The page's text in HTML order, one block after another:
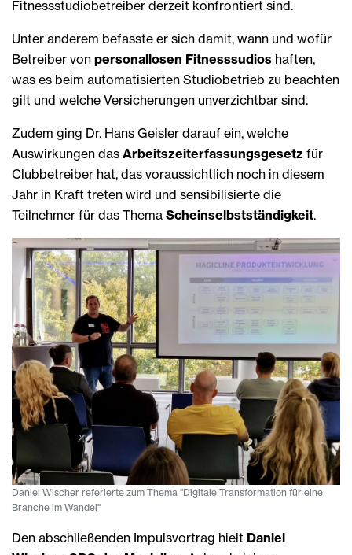
Fitnessstudiobetreiber derzeit konfrontiert sind.
Unter anderem befasste er sich damit, wann und wofür
Betreiber von personallosen Fitnesssudios haften,
was es beim automatisierten Studiobetrieb zu beachten
gilt und welche Versicherungen unverzichtbar sind.
Zudem ging Dr. Hans Geisler darauf ein, welche
Auswirkungen das Arbeitszeiterfassungsgesetz für
Clubbetreiber hat, das voraussichtlich noch in diesem
Jahr in Kraft treten wird und sensibilisierte die
Teilnehmer für das Thema Scheinselbstständigkeit.
Daniel Wischer referierte zum Thema "Digitale Transformation für eine
Branche im Wandel"
Den abschließenden Impulsvortrag hielt Daniel